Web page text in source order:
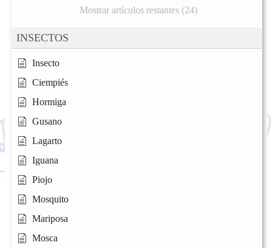
Mostrar artículos restantes (24)
INSECTOS
Insecto
Ciempiés
Hormiga
Gusano
Lagarto
Iguana
Piojo
Mosquito
Mariposa
Mosca